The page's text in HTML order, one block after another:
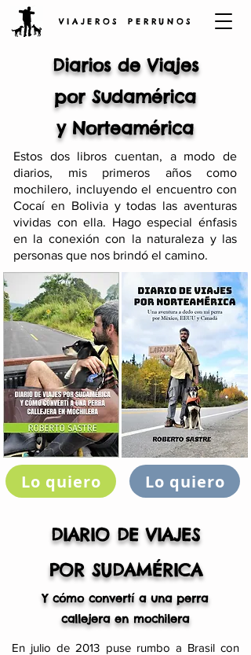
V I A J E R O S P E R R U N O S
Diarios de Viajes
por Sudamérica
y Norteamérica
Estos dos libros cuentan, a modo de
diarios, mis primeros años como
mochilero, incluyendo el encuentro con
Cocaí en Bolivia y todas las aventuras
vividas con ella. Hago especial énfasis
en la conexión con la naturaleza y las
personas que nos brindó el camino.
Lo quiero Lo quiero
DIARIO DE VIAJES
POR SUDAMÉRICA
Y cómo convertí a una perra
callejera en mochilera
En julio de 2013 puse rumbo a Brasil con